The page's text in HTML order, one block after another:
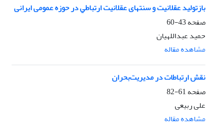
بازتولید عقلانیت و سنتهای عقلانیت ارﺗﺒﺎﻃﻲ در حوزه عمومی ایرانی
صفحه43-60
حمید عبداللهیان
مشاهده مقاله
ﻧﻘﺶ ارﺗﺒﺎﻃﺎت در ﻣﺪﻳﺮﻳﺖﺑﺤﺮان
صفحه61-82
علی ربیعی
مشاهده مقاله